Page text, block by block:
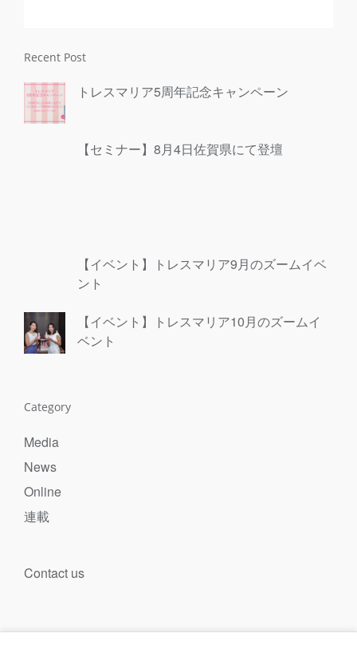
Recent Post
トレスマリア5周年記念キャンペーン
【セミナー】8月4日佐賀県にて登壇
【イベント】トレスマリア9月のズームイベ
ント
【イベント】トレスマリア10月のズームイ
ベント
Category
Media
News
Online
連載
Contact us